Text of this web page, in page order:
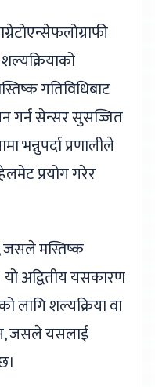
गतिविधिबाट
गर्न सेन्सर सुसज्जित
भन्नुपर्दा प्रणालीले
प्रयोग गरेर
मस्तिष्क
अद्वितीय यसकारण
लागि शल्यक्रिया वा
जसले यसलाई